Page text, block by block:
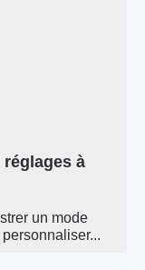
à
un mode